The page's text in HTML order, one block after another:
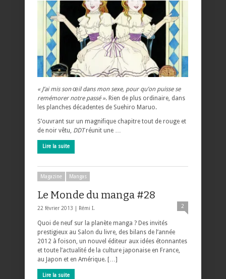
« J’ai mis son œil dans mon sexe, pour qu’on puisse se
remémorer notre passé ». Rien de plus ordinaire, dans
les planches décadentes de Suehiro Maruo.
S’ouvrant sur un magnifique chapitre tout de rouge et
de noir vêtu, DDTréunit une …
Lire la suite
Magazine Mangas
Le Monde du manga #28
22 février 2013 | Rémi I. 2
Quoi de neuf sur la planète manga ? Des invités
prestigieux au Salon du livre, des bilans de l’année
2012 à foison, un nouvel éditeur aux idées étonnantes
et toute l’actualité de la culture japonaise en France,
au Japon et en Amérique. […]
Lire la suite